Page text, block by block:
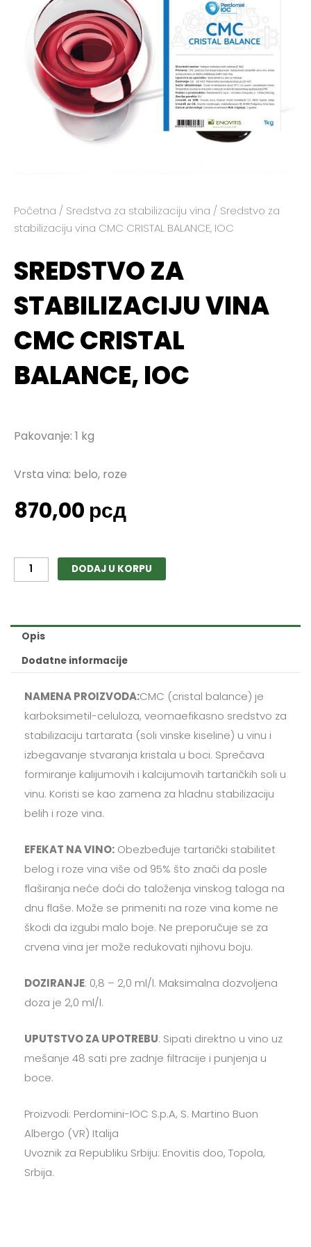
Početna / Sredstva za stabilizaciju vina / Sredstvo za
stabilizaciju vina CMC CRISTAL BALANCE, IOC
SREDSTVO ZA
STABILIZACIJU VINA
CMC CRISTAL
BALANCE, IOC
Pakovanje: 1 kg
Vrsta vina: belo, roze
870,00 рсд
za
stabilizaciju
BALANCE,
količina
DODAJ U KORPU
Opis
Dodatne informacije
NAMENA PROIZVODA:CMC (cristal balance) je
karboksimetil-celuloza, veomaefikasno sredstvo za
stabilizaciju tartarata (soli vinske kiseline) u vinu i
izbegavanje stvaranja kristala u boci. Sprečava
formiranje kalijumovih i kalcijumovih tartaričkih soli u
vinu. Koristi se kao zamena za hladnu stabilizaciju
belih i roze vina.
EFEKAT NA VINO: Obezbeđuje tartarički stabilitet
belog i roze vina više od 95% što znači da posle
flaširanja neće doći do taloženja vinskog taloga na
dnu flaše. Može se primeniti na roze vina kome ne
škodi da izgubi malo boje. Ne preporučuje se za
crvena vina jer može redukovati njihovu boju.
DOZIRANJE: 0,8 – 2,0 ml/l. Maksimalna dozvoljena
doza je 2,0 ml/l.
UPUTSTVO ZA UPOTREBU: Sipati direktno u vino uz
mešanje 48 sati pre zadnje filtracije i punjenja u
boce.
Proizvodi: Perdomini-IOC S.p.A, S. Martino Buon
Albergo (VR) Italija
Uvoznik za Republiku Srbiju: Enovitis doo, Topola,
Srbija.